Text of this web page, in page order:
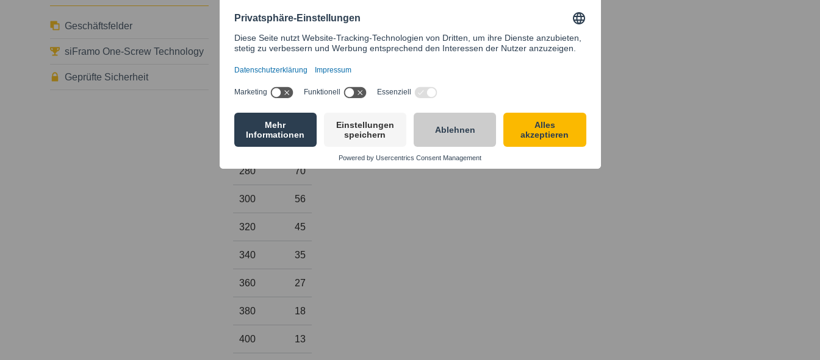
Geschäftsfelder
siFramo One-Screw Technology
Geprüfte Sicherheit
220 132
240 106
280 70
300 56
320 45
340 35
360 27
380 18
400 13